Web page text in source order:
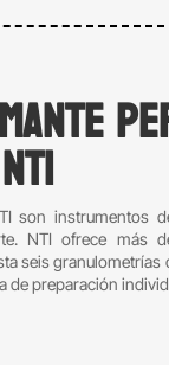
son instrumentos
NTI ofrece más
seis granulometrías
de preparación